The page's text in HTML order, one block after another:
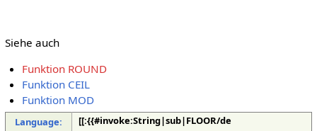
Siehe auch
Funktion ROUND
Funktion CEIL
Funktion MOD
Language: [[:{{#invoke:String|sub|FLOOR/de